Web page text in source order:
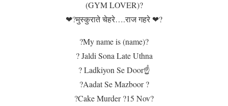
(GYM LOVER)?
❤?मुस्कुराते चेहरे….राज गहरे ❤?
?My name is (name)?
? Jaldi Sona Late Uthna
? Ladkiyon Se Door☝️
?Aadat Se Mazboor ?
?Cake Murder ?15 Nov?